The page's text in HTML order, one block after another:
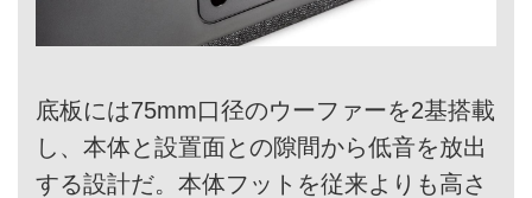
底板には75mm口径のウーファーを2基搭載
し、本体と設置面との隙間から低音を放出
する設計だ。本体フットを従来よりも高さ